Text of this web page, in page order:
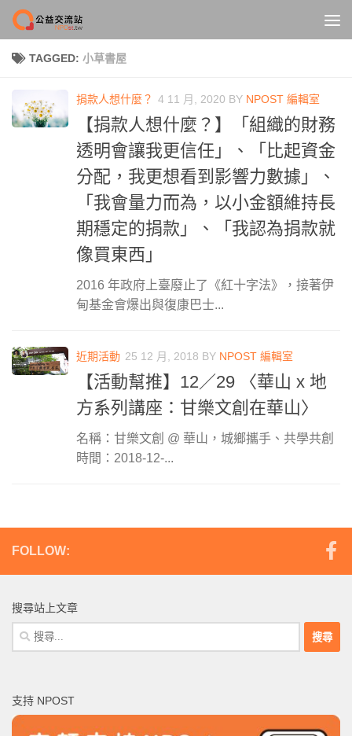
Skip to content
TAGGED: 小草書屋
捐款人想什麼？ 4 11 月, 2020 BY NPOST 編輯室
【捐款人想什麼？】「組織的財務
透明會讓我更信任」、「比起資金
分配，我更想看到影響力數據」、
「我會量力而為，以小金額維持長
期穩定的捐款」、「我認為捐款就
像買東西」
2016 年政府上臺廢止了《紅十字法》，接著伊
甸基金會爆出與復康巴士...
近期活動 25 12 月, 2018 BY NPOST 編輯室
【活動幫推】12／29 〈華山 x 地
方系列講座：甘樂文創在華山〉
名稱：甘樂文創 @ 華山，城鄉攜手、共學共創
時間：2018-12-...
FOLLOW:
搜尋站上文章
搜
尋
字:
支持 NPOST